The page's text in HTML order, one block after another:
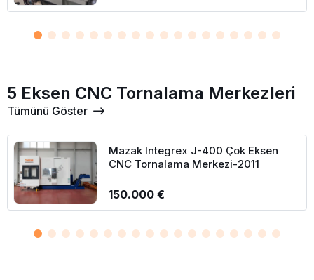
5 Eksen CNC Tornalama Merkezleri
Tümünü Göster
Mazak Integrex J-400 Çok Eksen
CNC Tornalama Merkezi-2011
150.000 €